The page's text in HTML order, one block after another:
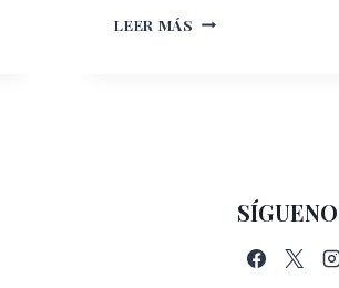
LEER MÁS ELIGE